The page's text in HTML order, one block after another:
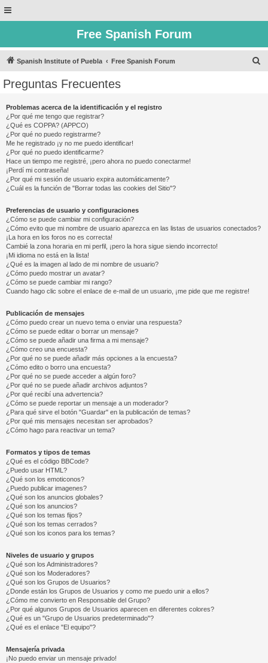
Free Spanish Forum
Spanish Institute of Puebla Free Spanish Forum
Preguntas Frecuentes
Problemas acerca de la identificación y el registro
¿Por qué me tengo que registrar?
¿Qué es COPPA? (APPCO)
¿Por qué no puedo registrarme?
Me he registrado ¡y no me puedo identificar!
¿Por qué no puedo identificarme?
Hace un tiempo me registré, ¡pero ahora no puedo conectarme!
¡Perdí mi contraseña!
¿Por qué mi sesión de usuario expira automáticamente?
¿Cuál es la función de "Borrar todas las cookies del Sitio"?
Preferencias de usuario y configuraciones
¿Cómo se puede cambiar mi configuración?
¿Cómo evito que mi nombre de usuario aparezca en las listas de usuarios conectados?
¡La hora en los foros no es correcta!
Cambié la zona horaria en mi perfil, ¡pero la hora sigue siendo incorrecto!
¡Mi idioma no está en la lista!
¿Qué es la imagen al lado de mi nombre de usuario?
¿Cómo puedo mostrar un avatar?
¿Cómo se puede cambiar mi rango?
Cuando hago clic sobre el enlace de e-mail de un usuario, ¡me pide que me registre!
Publicación de mensajes
¿Cómo puedo crear un nuevo tema o enviar una respuesta?
¿Cómo se puede editar o borrar un mensaje?
¿Cómo se puede añadir una firma a mi mensaje?
¿Cómo creo una encuesta?
¿Por qué no se puede añadir más opciones a la encuesta?
¿Cómo edito o borro una encuesta?
¿Por qué no se puede acceder a algún foro?
¿Por qué no se puede añadir archivos adjuntos?
¿Por qué recibí una advertencia?
¿Cómo se puede reportar un mensaje a un moderador?
¿Para qué sirve el botón "Guardar" en la publicación de temas?
¿Por qué mis mensajes necesitan ser aprobados?
¿Cómo hago para reactivar un tema?
Formatos y tipos de temas
¿Qué es el código BBCode?
¿Puedo usar HTML?
¿Qué son los emoticonos?
¿Puedo publicar imagenes?
¿Qué son los anuncios globales?
¿Qué son los anuncios?
¿Qué son los temas fijos?
¿Qué son los temas cerrados?
¿Qué son los iconos para los temas?
Niveles de usuario y grupos
¿Qué son los Administradores?
¿Qué son los Moderadores?
¿Qué son los Grupos de Usuarios?
¿Donde están los Grupos de Usuarios y como me puedo unir a ellos?
¿Cómo me convierto en Responsable del Grupo?
¿Por qué algunos Grupos de Usuarios aparecen en diferentes colores?
¿Qué es un "Grupo de Usuarios predeterminado"?
¿Qué es el enlace "El equipo"?
Mensajería privada
¡No puedo enviar un mensaje privado!